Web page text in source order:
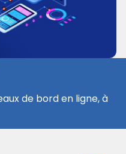
de bord en ligne, à